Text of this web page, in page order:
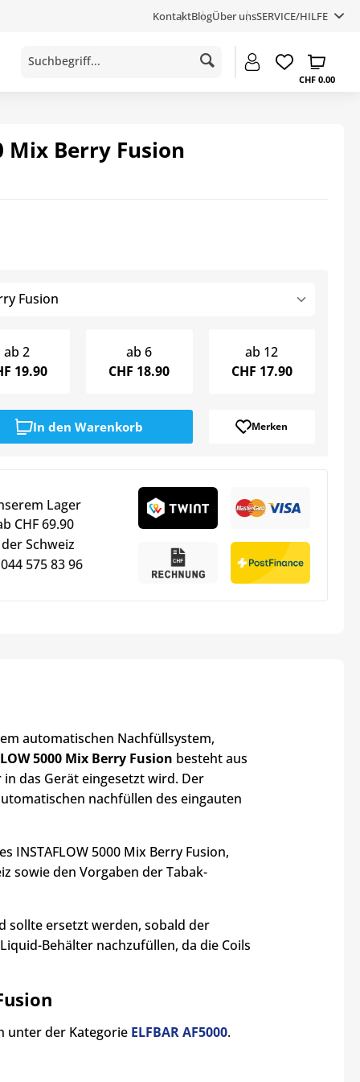
KontaktBlogÜber unsSERVICE/HILFE
CHF 0.00
Mix Berry Fusion
Fusion
ab 2
19.90
ab6
CHF 18.90
ab 12
CHF 17.90
In den Warenkorb Merken
Lager
CHF 69.90
Schweiz
575 83 96
automatischen Nachfüllsystem,
5000 Mix Berry Fusion besteht aus
das Gerät eingesetzt wird. Der
nachfüllen des eingauten
INSTAFLOW 5000 Mix Berry Fusion,
sowie den Vorgaben der Tabak-
sollte ersetzt werden, sobald der
Behälter nachzufüllen, da die Coils
unter der Kategorie ELFBAR AF5000.